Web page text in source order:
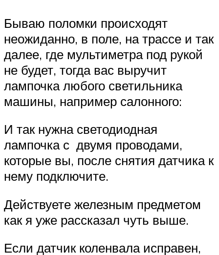
Бываю поломки происходят
неожиданно, в поле, на трассе и так
далее, где мультиметра под рукой
не будет, тогда вас выручит
лампочка любого светильника
машины, например салонного:
И так нужна светодиодная
лампочка с двумя проводами,
которые вы, после снятия датчика к
нему подключите.
Действуете железным предметом
как я уже рассказал чуть выше.
Если датчик коленвала исправен,